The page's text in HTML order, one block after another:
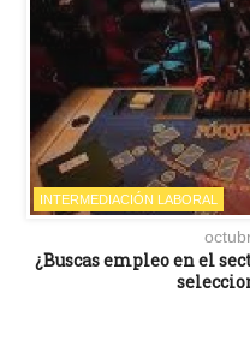
INTERMEDIACIÓN LABORAL
¿Buscas empleo en el